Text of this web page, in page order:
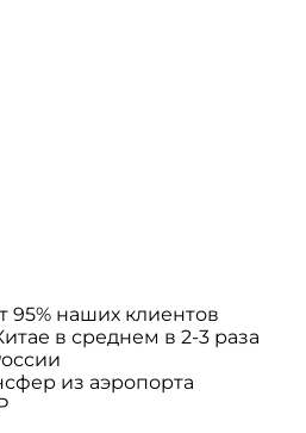
95% наших клиентов
в среднем в 2-3 раза
из аэропорта